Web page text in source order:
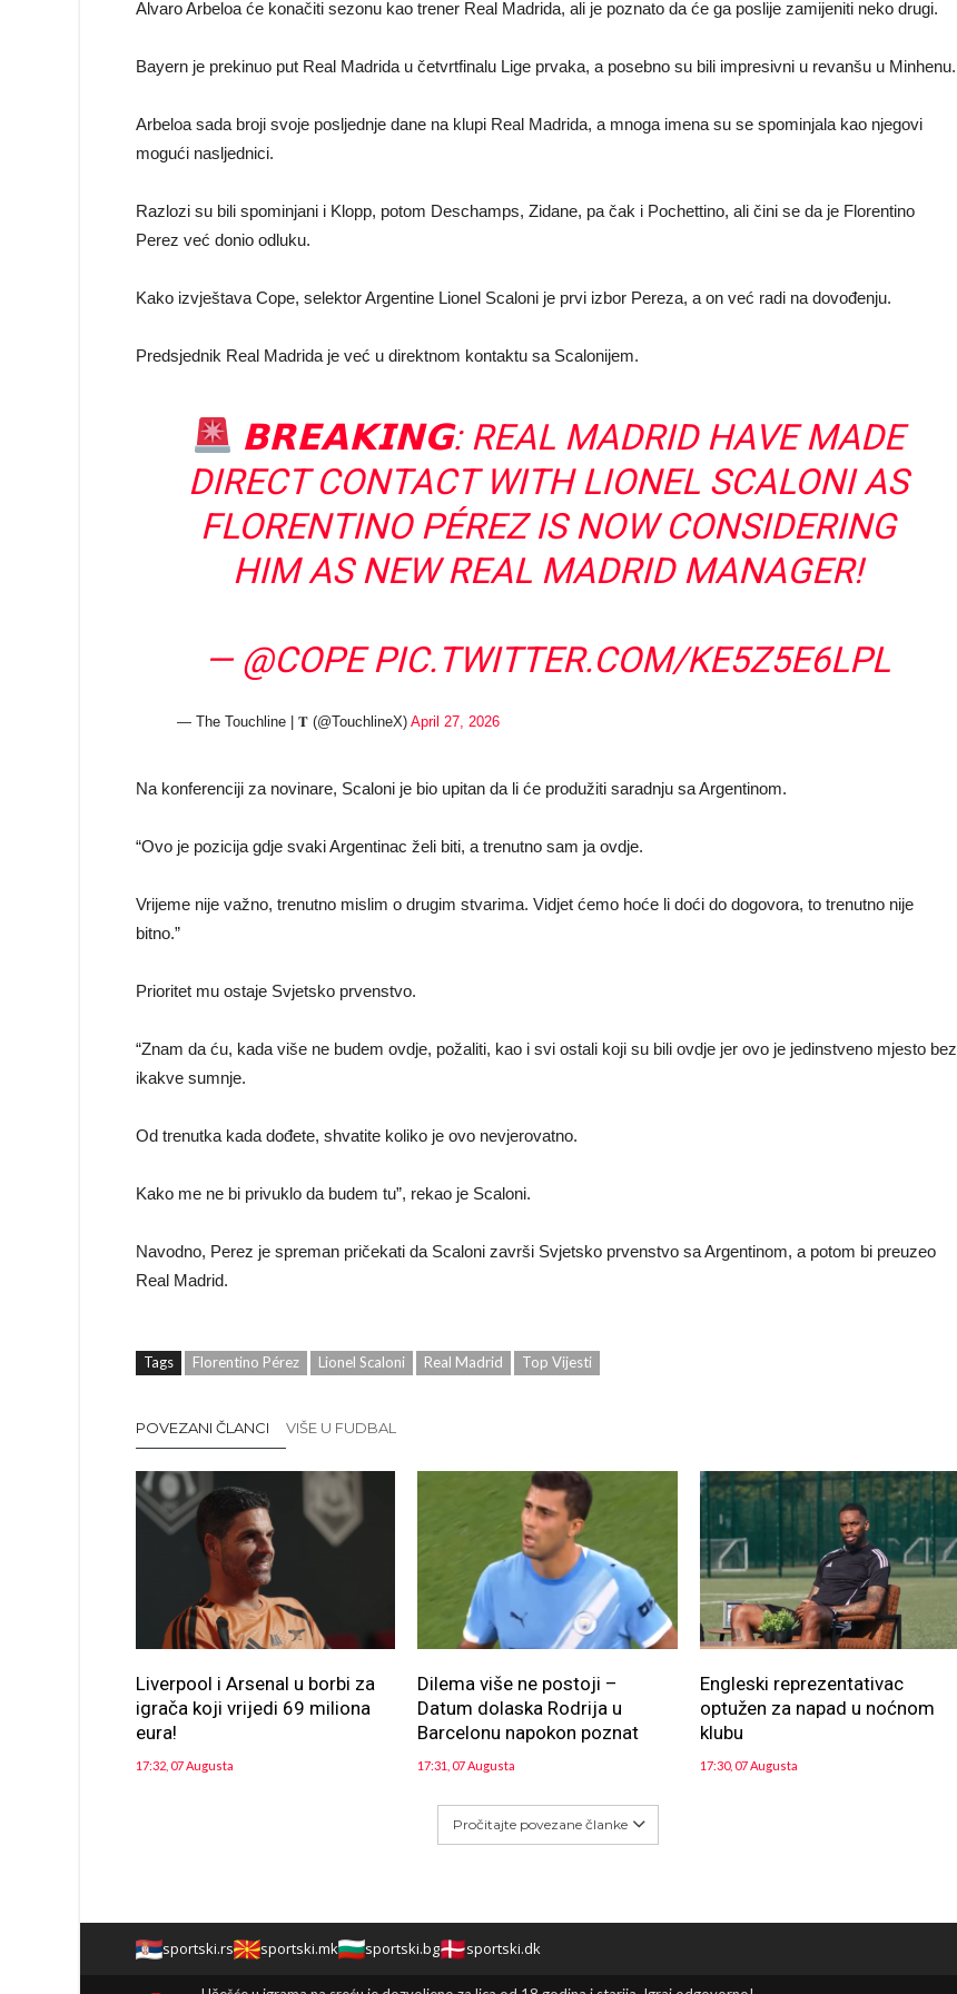
Alvaro Arbeloa će konačiti sezonu kao trener Real Madrida, ali je poznato da će ga poslije zamijeniti neko drugi.
Bayern je prekinuo put Real Madrida u četvrtfinalu Lige prvaka, a posebno su bili impresivni u revanšu u Minhenu.
Arbeloa sada broji svoje posljednje dane na klupi Real Madrida, a mnoga imena su se spominjala kao njegovi
mogući nasljednici.
Razlozi su bili spominjani i Klopp, potom Deschamps, Zidane, pa čak i Pochettino, ali čini se da je Florentino
Perez već donio odluku.
Kako izvještava Cope, selektor Argentine Lionel Scaloni je prvi izbor Pereza, a on već radi na dovođenju.
Predsjednik Real Madrida je već u direktnom kontaktu sa Scalonijem.
𝗕𝗥𝗘𝗔𝗞𝗜𝗡𝗚: REAL MADRID HAVE MADE
DIRECT CONTACT WITH LIONEL SCALONI AS
FLORENTINO PÉREZ IS NOW CONSIDERING
HIM AS NEW REAL MADRID MANAGER!
— @COPE PIC.TWITTER.COM/KE5Z5E6LPL
— The Touchline | 𝐓 (@TouchlineX) April 27, 2026
Na konferenciji za novinare, Scaloni je bio upitan da li će produžiti saradnju sa Argentinom.
“Ovo je pozicija gdje svaki Argentinac želi biti, a trenutno sam ja ovdje.
Vrijeme nije važno, trenutno mislim o drugim stvarima. Vidjet ćemo hoće li doći do dogovora, to trenutno nije
bitno.”
Prioritet mu ostaje Svjetsko prvenstvo.
“Znam da ću, kada više ne budem ovdje, požaliti, kao i svi ostali koji su bili ovdje jer ovo je jedinstveno mjesto bez
ikakve sumnje.
Od trenutka kada dođete, shvatite koliko je ovo nevjerovatno.
Kako me ne bi privuklo da budem tu”, rekao je Scaloni.
Navodno, Perez je spreman pričekati da Scaloni završi Svjetsko prvenstvo sa Argentinom, a potom bi preuzeo
Real Madrid.
Tags Florentino Pérez Lionel Scaloni Real Madrid Top Vijesti
POVEZANI ČLANCI VIŠE U FUDBAL
Liverpool i Arsenal u borbi za
igrača koji vrijedi 69 miliona
eura!
17:32, 07 Augusta
Dilema više ne postoji –
Datum dolaska Rodrija u
Barcelonu napokon poznat
17:31, 07 Augusta
Engleski reprezentativac
optužen za napad u noćnom
klubu
17:30, 07 Augusta
Pročitajte povezane članke
sportski.rs sportski.mk sportski.bg sportski.dk